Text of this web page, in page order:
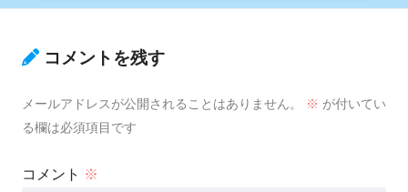
コメントを残す
メールアドレスが公開されることはありません。 ※ が付いてい
る欄は必須項目です
コメント ※